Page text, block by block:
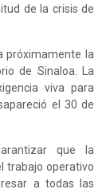
de la crisis de
próximamente la
de Sinaloa. La
viva para
el 30 de
que la
trabajo operativo
a todas las